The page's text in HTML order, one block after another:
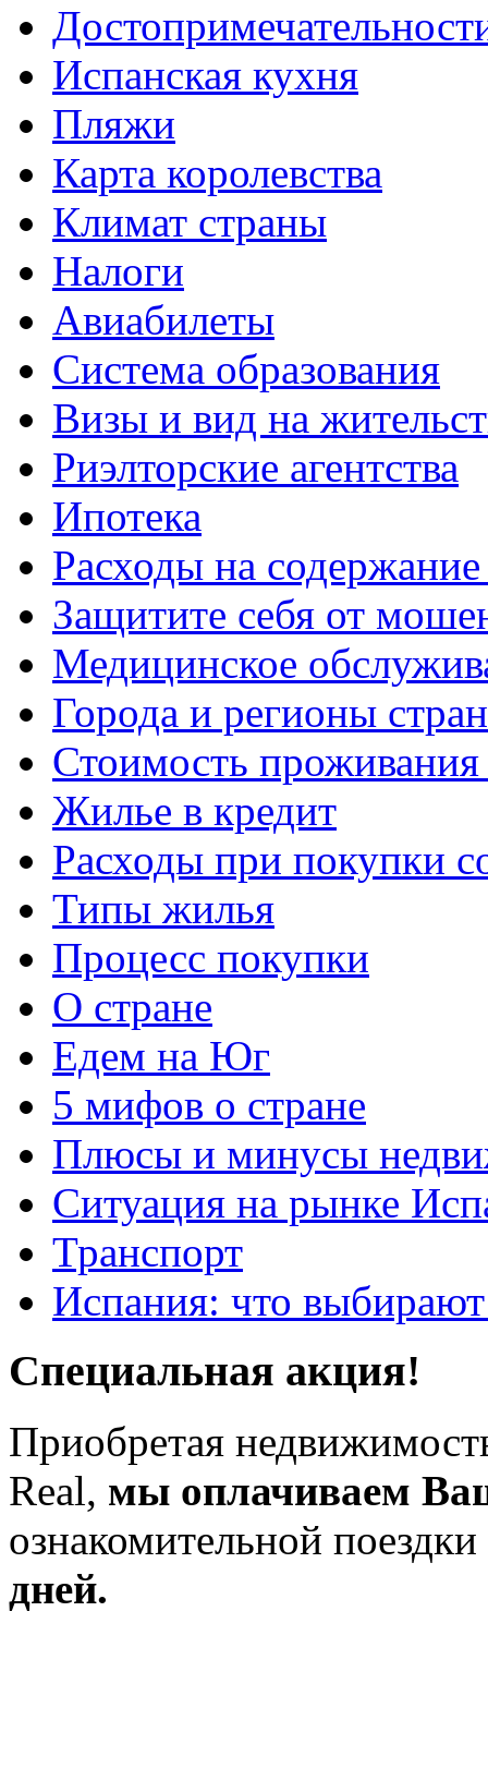
Испанская кухня
Пляжи
Карта королевства
Климат страны
Налоги
Авиабилеты
Система образования
Визы и вид на
Риэлторские агентства
Ипотека
Расходы на
Защитите себя от
Медицинское
Города и регионы
Стоимость проживания
Жилье в кредит
Расходы при покупки
Типы жилья
Процесс покупки
О стране
Едем на Юг
5 мифов о стране
Плюсы и минусы
Ситуация на рынке
Транспорт
Испания: что
Специальная акция!
Приобретая
Real, мы оплачиваем
ознакомительной
дней.